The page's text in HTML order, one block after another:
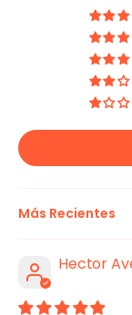
Sort by
Hector